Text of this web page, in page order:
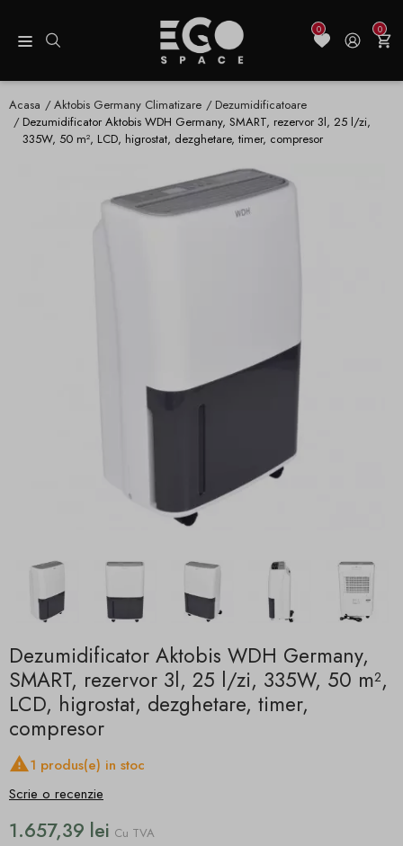
0 0
Acasa Aktobis Germany Climatizare
Dezumidificatoare
Dezumidificator Aktobis WDH Germany, SMART, rezervor 3l, 25 l/zi,
335W, 50 m², LCD, higrostat, dezghetare, timer, compresor
Dezumidificator Aktobis WDH Germany,
SMART, rezervor 3l, 25 l/zi, 335W, 50 m²,
LCD, higrostat, dezghetare, timer,
compresor
1 produs(e) in stoc
Scrie o recenzie
1.657,39 lei Cu TVA